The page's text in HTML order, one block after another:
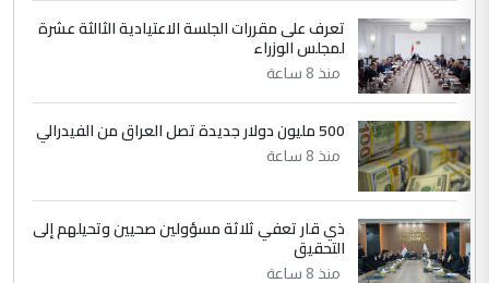
الموضوع :
بين الإهمال واغتصاب الأرض.. بلاد
الرافدين تعاني الجفاف والتصحر!!
تعرف على مقررات الجلسة الاعتيادية الثالثة عشرة
لمجلس الوزراء
منذ 8 ساعة
500 مليون دولار جديدة تصل العراق من الفيدرالي
منذ 8 ساعة
ذي قار تعفي ثلاثة مسؤولين صحيين وتحيلهم إلى
التحقيق
منذ 8 ساعة